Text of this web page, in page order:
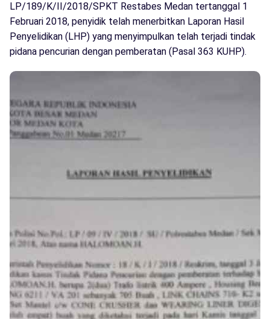
LP/189/K/II/2018/SPKT Restabes Medan tertanggal 1
Februari 2018, penyidik telah menerbitkan Laporan Hasil
Penyelidikan (LHP) yang menyimpulkan telah terjadi tindak
pidana pencurian dengan pemberatan (Pasal 363 KUHP).